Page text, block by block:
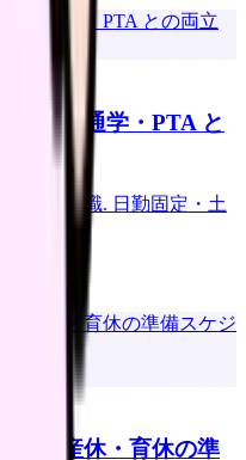
転職｜通学・PTA と
師の転職. 日勤固定・土
グ｜産休・育休の準